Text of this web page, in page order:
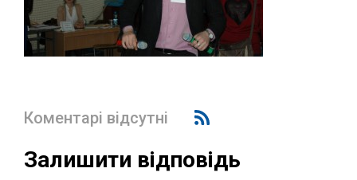
Коментарі відсутні
Залишити відповідь